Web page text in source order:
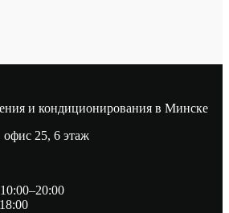
и кондиционирования в Минске
25, 6 этаж